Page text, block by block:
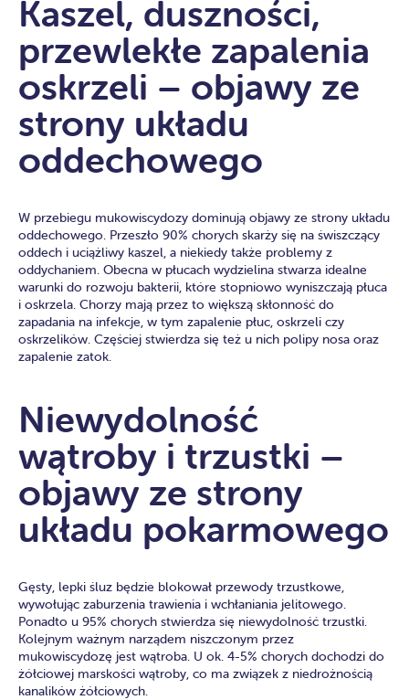
Kaszel, duszności,
przewlekłe zapalenia
oskrzeli – objawy ze
strony układu
oddechowego
W przebiegu mukowiscydozy dominują objawy ze strony układu
oddechowego. Przeszło 90% chorych skarży się na świszczący
oddech i uciążliwy kaszel, a niekiedy także problemy z
oddychaniem. Obecna w płucach wydzielina stwarza idealne
warunki do rozwoju bakterii, które stopniowo wyniszczają płuca
i oskrzela. Chorzy mają przez to większą skłonność do
zapadania na infekcje, w tym zapalenie płuc, oskrzeli czy
oskrzelików. Częściej stwierdza się też u nich polipy nosa oraz
zapalenie zatok.
Niewydolność
wątroby i trzustki –
objawy ze strony
układu pokarmowego
Gęsty, lepki śluz będzie blokował przewody trzustkowe,
wywołując zaburzenia trawienia i wchłaniania jelitowego.
Ponadto u 95% chorych stwierdza się niewydolność trzustki.
Kolejnym ważnym narządem niszczonym przez
mukowiscydozę jest wątroba. U ok. 4-5% chorych dochodzi do
żółciowej marskości wątroby, co ma związek z niedrożnością
kanalików żółciowych.